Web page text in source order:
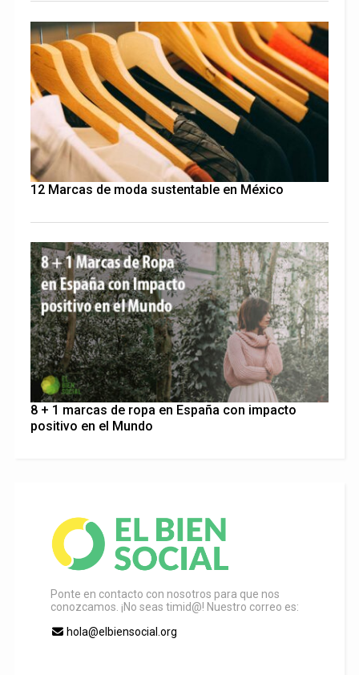
12 Marcas de moda sustentable en México
8 + 1 marcas de ropa en España con impacto
positivo en el Mundo
Ponte en contacto con nosotros para que nos
conozcamos. ¡No seas timid@! Nuestro correo es:
hola@elbiensocial.org